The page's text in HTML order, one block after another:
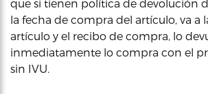
que si tienen política de devolución
la fecha de compra del artículo, va a
artículo y el recibo de compra, lo
inmediatamente lo compra con el
sin IVU.